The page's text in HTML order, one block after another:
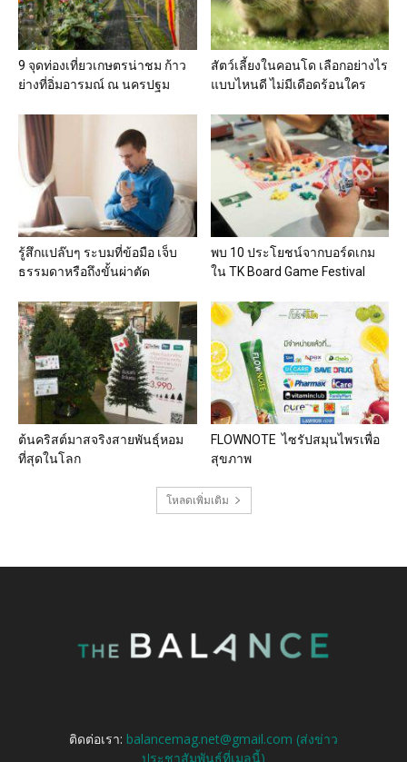
9 จุดท่องเที่ยวเกษตรน่าชม ก้าว
ย่างที่อิ่มอารมณ์ ณ นครปฐม
สัตว์เลี้ยงในคอนโด เลือกอย่างไร
แบบไหนดี ไม่มีเดือดร้อนใคร
รู้สึกแปล๊บๆ ระบมที่ข้อมือ เจ็บ
ธรรมดาหรือถึงขั้นผ่าตัด
พบ 10 ประโยชน์จากบอร์ดเกม
ใน TK Board Game Festival
ต้นคริสต์มาสจริงสายพันธุ์หอม
ที่สุดในโลก
FLOWNOTE ไซรัปสมุนไพรเพื่อ
สุขภาพ
โหลดเพิ่มเติม
ติดต่อเรา: balancemag.net@gmail.com (ส่งข่าว
ประชาสัมพันธ์ที่เมลนี้)